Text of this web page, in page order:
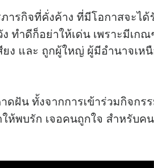
กิจที่คั่งค้าง ที่มีโอกาสจะได้
ทำดีก็อย่าให้เด่น เพราะมีเก
ยง และ ถูกผู้ใหญ่ ผู้มีอำนาจเห
น ทั้งจากการเข้าร่วมกิจกร
ห้พบรัก เจอคนถูกใจ สำหรับค